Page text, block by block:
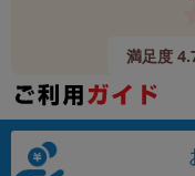
満足度